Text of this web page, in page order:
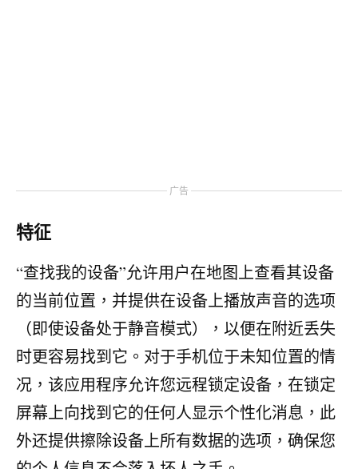
广告
特征
“查找我的设备”允许用户在地图上查看其设备
的当前位置，并提供在设备上播放声音的选项
（即使设备处于静音模式），以便在附近丢失
时更容易找到它。对于手机位于未知位置的情
况，该应用程序允许您远程锁定设备，在锁定
屏幕上向找到它的任何人显示个性化消息，此
外还提供擦除设备上所有数据的选项，确保您